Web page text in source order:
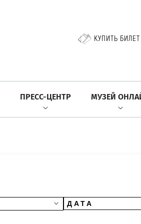
КУПИТЬ БИЛЕТ
ПРЕСС-ЦЕНТР МУЗЕЙ